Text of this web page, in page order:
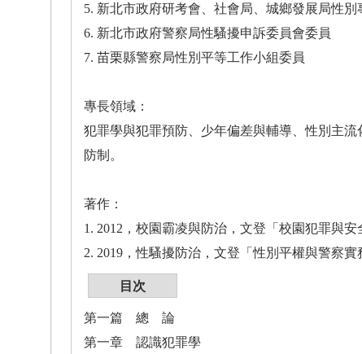
5. 新北市政府研考會、社會局、城鄉發展局性別
6. 新北市政府警察局性騷擾申訴委員會委員
7. 苗栗縣警察局性別平等工作小組委員
專長領域：
犯罪學與犯罪預防、少年偏差與輔導、性別主
防制。
著作：
1. 2012，校園霸凌與防治，文登「校園犯罪與
2. 2019，性騷擾防治，文登「性別平權與警察實
目次
第一篇 總 論
第一章 認識犯罪學